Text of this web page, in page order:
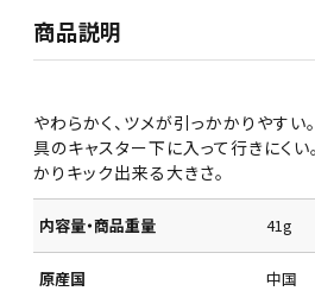
商品説明
やわらかく、ツメが引っかかりやすい
具のキャスター下に入って行きにくい
かりキック出来る大きさ。
内容量・商品重量 41g
原産国 中国